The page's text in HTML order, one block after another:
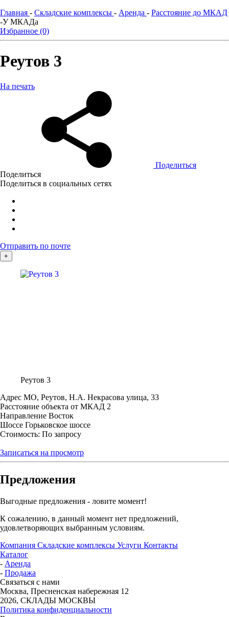
Главная - Складские комплексы - Аренда - Расстояние до МКАД
-У МКАДа
Избранное (0)
Реутов 3
На печать
Поделиться
Поделиться
Поделиться в социальных сетях
Отправить по почте
+
Реутов 3
Адрес МО, Реутов, Н.А. Некрасова улица, 33
Расстояние объекта от МКАД 2
Направление Восток
Шоссе Горьковское шоссе
Стоимость: По запросу
Записаться на просмотр
Предложения
Выгодные предложения - ловите момент!
К сожалению, в данный момент нет предложений,
удовлетворяющих выбранным условиям.
Компания Складские комплексы Услуги Контакты
Каталог
- Аренда
- Продажа
Связаться с нами
Москва, Пресненская набережная 12
2026, СКЛАДЫ МОСКВЫ
Политика конфиденциальности